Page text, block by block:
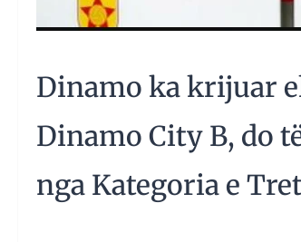
Dinamo ka krijuar
Dinamo City B, do
nga Kategoria e